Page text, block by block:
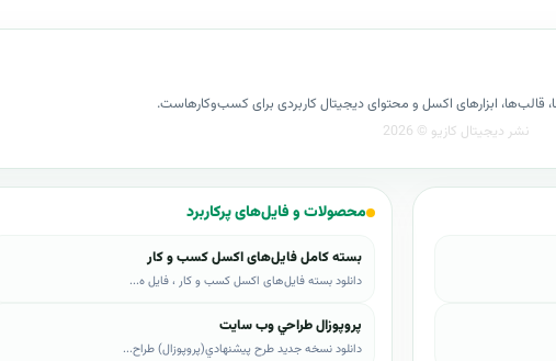
قالب‌ها، ابزارهای اکسل و محتوای دیجیتال کاربردی برای کسب‌وکارهاست.
محصولات و فایل‌های پرکاربرد
بسته کامل فایل‌های اکسل کسب و کار
دانلود بسته فایل‌های اکسل کسب و کار ، فایل ه...
پروپوزال طراحي وب سايت
دانلود نسخه جدید طرح پيشنهادي(پروپوزال) طراح...